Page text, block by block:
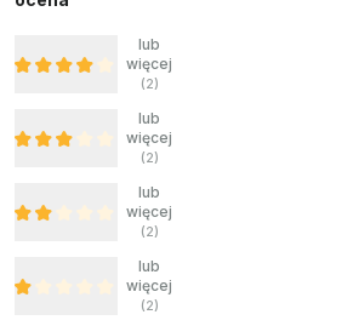
lub
więcej
(2)
lub
więcej
(2)
lub
więcej
(2)
lub
więcej
(2)